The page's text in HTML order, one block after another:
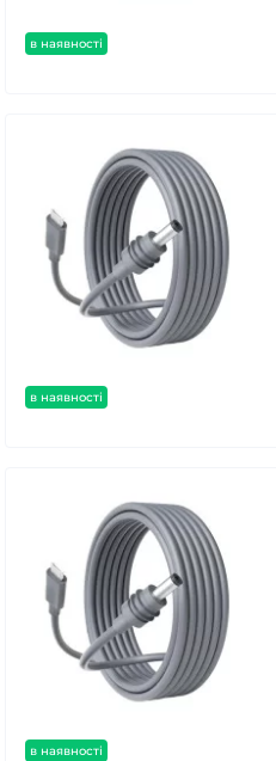
в наявності
в наявності
в наявності